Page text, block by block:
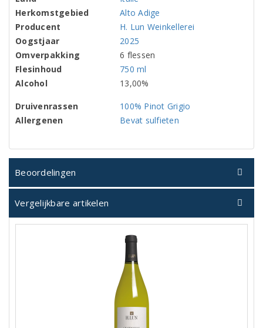
Herkomstgebied
Alto Adige
Producent
H. Lun Weinkellerei
Oogstjaar
2025
Omverpakking
6 flessen
Flesinhoud
750 ml
Alcohol
13,00%
Druivenrassen
100% Pinot Grigio
Allergenen
Bevat sulfieten
Beoordelingen
Vergelijkbare artikelen